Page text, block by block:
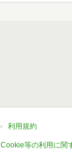
利用規約
Cookie等の利用に関